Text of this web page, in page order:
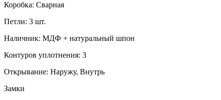
Коробка: Сварная
Петли: 3 шт.
Наличник: МДФ + натуральный шпон
Контуров уплотнения: 3
Открывание: Наружу, Внутрь
Замки